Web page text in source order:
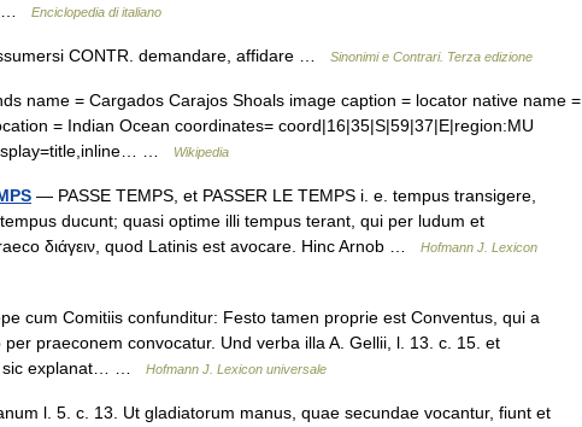
…
Enciclopedia di italiano
CONTR. demandare, affidare … Sinonimi e Contrari. Terza edizione
name = Cargados Carajos Shoals image caption = locator native name =
= Indian Ocean coordinates= coord|16|35|S|59|37|E|region:MU
…
Wikipedia
— PASSE TEMPS, et PASSER LE TEMPS i. e. tempus transigere,
ducunt; quasi optime illi tempus terant, qui per ludum et
διάγειν, quod Latinis est avocare. Hinc Arnob …
Hofmann J. Lexicon
cum Comitiis confunditur: Festo tamen proprie est Conventus, qui a
praeconem convocatur. Und verba illa A. Gellii, l. 13. c. 15. et
sic explanat… …
Hofmann J. Lexicon universale
l. 5. c. 13. Ut gladiatorum manus, quae secundae vocantur, fiunt et